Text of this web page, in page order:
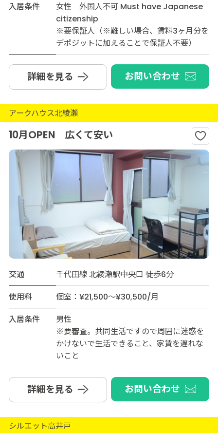
入居条件
女性 外国人不可 Must have Japanese
citizenship
※要保証人（※難しい場合、賃料3ヶ月分を
デポジットに加えることで保証人不要）
詳細を見る お問い合わせ
アークハウス北綾瀬
10月OPEN 広くて安い
交通
千代田線 北綾瀬駅中央口 徒歩6分
使用料
個室：¥21,500～¥30,500/月
入居条件
男性
※要審査。共同生活ですので周囲に迷惑を
かけないで生活できること、家賃を遅れな
いこと
詳細を見る お問い合わせ
シルエット高井戸